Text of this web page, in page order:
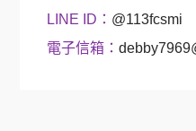
LINE ID： @113fcsmi
電子信箱：